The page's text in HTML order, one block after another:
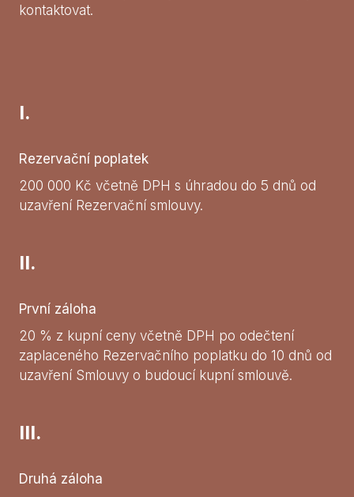
kontaktovat.
I.
Rezervační poplatek
200 000 Kč včetně DPH s úhradou do 5 dnů od
uzavření Rezervační smlouvy.
II.
První záloha
20 % z kupní ceny včetně DPH po odečtení
zaplaceného Rezervačního poplatku do 10 dnů od
uzavření Smlouvy o budoucí kupní smlouvě.
III.
Druhá záloha